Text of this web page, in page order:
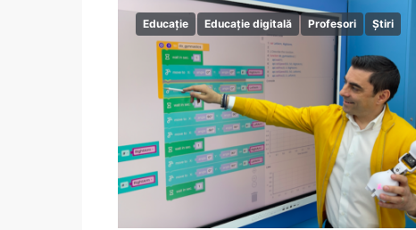
Educație Educație digitală Profesori Știri